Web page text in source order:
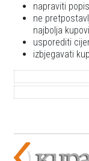
napraviti
ne
najbolja
usporediti
izbjegavati